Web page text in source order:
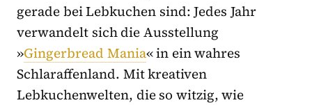
gerade bei Lebkuchen sind: Jedes Jahr
verwandelt sich die Ausstellung
»Gingerbread Mania« in ein wahres
Schlaraffenland. Mit kreativen
Lebkuchenwelten, die so witzig, wie